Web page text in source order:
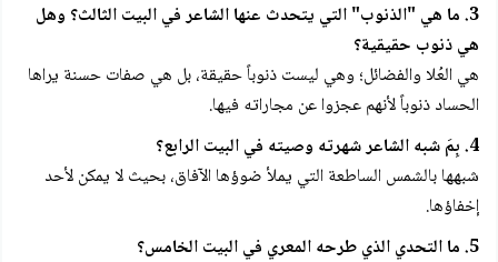
3. ما هي "الذنوب" التي يتحدث عنها الشاعر في البيت الثالث؟ وهل
هي ذنوب حقيقية؟
هي العُلا والفضائل؛ وهي ليست ذنوباً حقيقة، بل هي صفات حسنة يراها
الحساد ذنوباً لأنهم عجزوا عن مجاراته فيها.
4. بِمَ شبه الشاعر شهرته وصيته في البيت الرابع؟
شبهها بالشمس الساطعة التي يملأ ضوؤها الآفاق، بحيث لا يمكن لأحد
إخفاؤها.
5. ما التحدي الذي طرحه المعري في البيت الخامس؟